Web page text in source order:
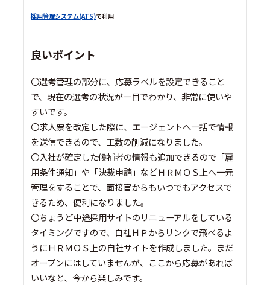
採用管理システム(ATS)で利用
良いポイント
〇選考管理の部分に、応募ラベルを設定できること
で、現在の選考の状況が一目でわかり、非常に使いや
すいです。
〇求人票を改定した際に、エージェントへ一括で情報
を送信できるので、工数の削減になりました。
〇入社が確定した候補者の情報も追加できるので「雇
用条件通知」や「決裁申請」などＨＲＭＯＳ上へ一元
管理をすることで、面接官からもいつでもアクセスで
きるため、便利になりました。
〇ちょうど中途採用サイトのリニューアルをしている
タイミングですので、自社ＨＰからリンクで飛べるよ
うにＨＲＭＯＳ上の自社サイトを作成しました。まだ
オープンにはしていませんが、ここから応募があれば
いいなと、今から楽しみです。